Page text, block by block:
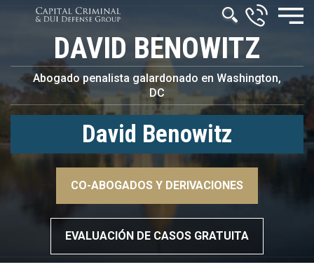
DAVID BENOWITZ
Abogado penalista galardonado en Washington,
DC
David Benowitz
CO-ABOGADOS Y DERIVACIONES
EVALUACIÓN DE CASOS GRATUITA